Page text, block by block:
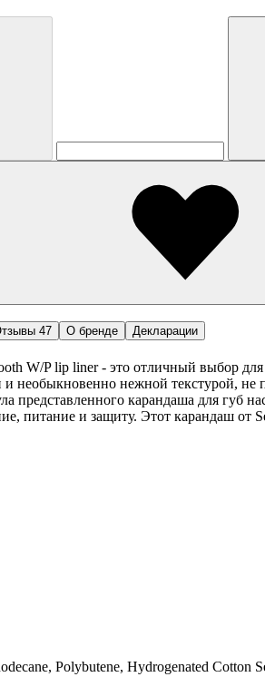
47 О бренде
Декларации
W/P lip liner - это отличный выбор
и необыкновенно нежной текстурой,
представленного карандаша для
питание и защиту. Этот карандаш от
Polybutene, Hydrogenated